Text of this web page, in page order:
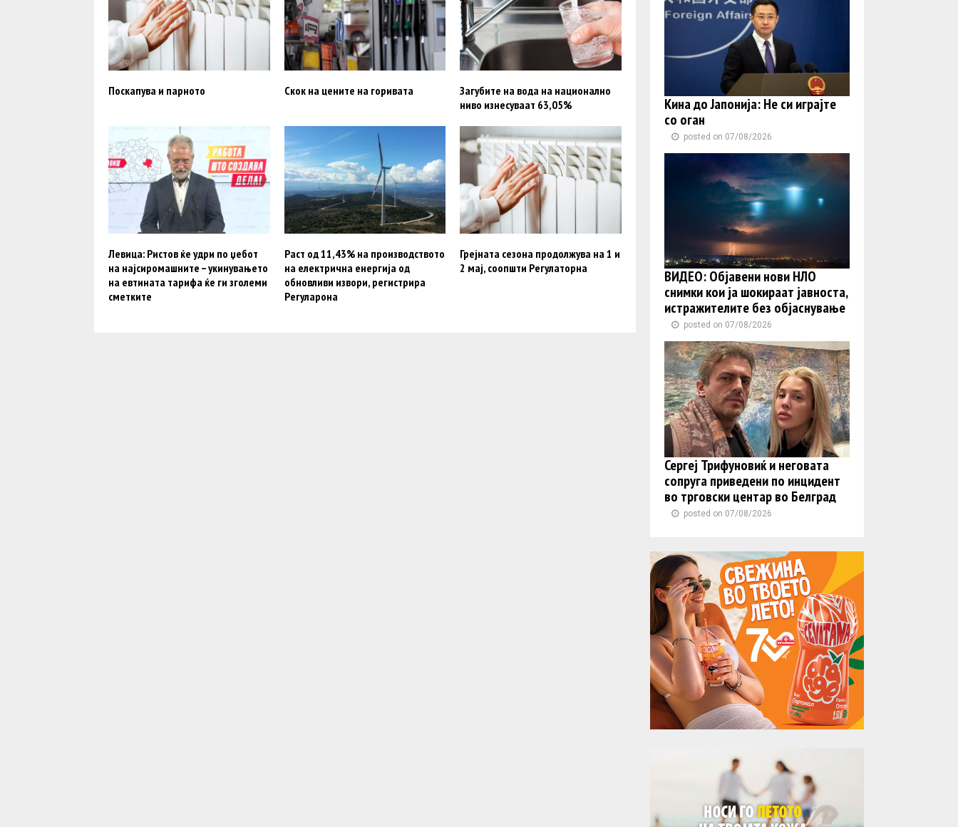
Поскапува и парното Скок на цените на горивата
Загубите на вода на национално
ниво изнесуваат 63,05%
Левица: Ристов ќе удри по џебот
на најсиромашните – укинувањето
на евтината тарифа ќе ги зголеми
сметките
Раст од 11,43% на производството
на електрична енергија од
обновливи извори, регистрира
Регуларона
Грејната сезона продолжува на 1 и
2 мај, соопшти Регулаторна
Кина до Јапонија: Не си играјте
со оган
posted on 07/08/2026
ВИДЕО: Објавени нови НЛО
снимки кои ја шокираат јавноста,
истражителите без објаснување
posted on 07/08/2026
Сергеј Трифуновиќ и неговата
сопруга приведени по инцидент
во трговски центар во Белград
posted on 07/08/2026